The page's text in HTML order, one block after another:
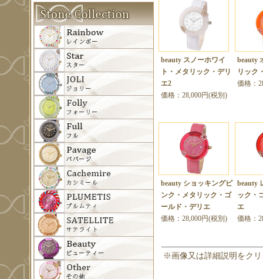
beauty スノーホワイ
ト・メタリック・デリ
エ2
価格：28,000円(税別)
beauty
リック
価格：
beauty ショッキングピ
ンク・メタリック・ゴ
ールド・デリエ
価格：28,000円(税別)
beauty
ック・
エ
価格：
※画像又は詳細説明をク